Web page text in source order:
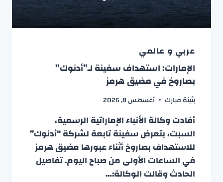
عربي و عالمي
الإمارات: استهداف سفينة لـ”أدنوك”
بصاروخ في مضيق هرمز
بثينة مبارك أغسطس 8, 2026
أفادت وكالة الأنباء الإماراتية الرسمية،
السبت، بتعرض سفينة تابعة لشركة “أدنوك”
للاستهداف بصاروخ أثناء عبورها مضيق هرمز
في الساعات الأولى من صباح اليوم. تفاصيل
الحادث وقالت الوكالة:…